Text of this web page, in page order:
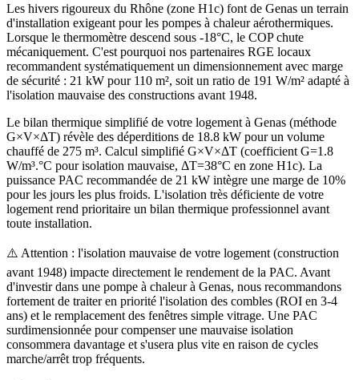
Les hivers rigoureux du Rhône (zone H1c) font de Genas un terrain
d'installation exigeant pour les pompes à chaleur aérothermiques.
Lorsque le thermomètre descend sous -18°C, le COP chute
mécaniquement. C'est pourquoi nos partenaires RGE locaux
recommandent systématiquement un dimensionnement avec marge
de sécurité : 21 kW pour 110 m², soit un ratio de 191 W/m² adapté à
l'isolation mauvaise des constructions avant 1948.
Le bilan thermique simplifié de votre logement à Genas (méthode
G×V×ΔT) révèle des déperditions de 18.8 kW pour un volume
chauffé de 275 m³. Calcul simplifié G×V×ΔT (coefficient G=1.8
W/m³.°C pour isolation mauvaise, ΔT=38°C en zone H1c). La
puissance PAC recommandée de 21 kW intègre une marge de 10%
pour les jours les plus froids. L'isolation très déficiente de votre
logement rend prioritaire un bilan thermique professionnel avant
toute installation.
⚠️ Attention : l'isolation mauvaise de votre logement (construction
avant 1948) impacte directement le rendement de la PAC. Avant
d'investir dans une pompe à chaleur à Genas, nous recommandons
fortement de traiter en priorité l'isolation des combles (ROI en 3-4
ans) et le remplacement des fenêtres simple vitrage. Une PAC
surdimensionnée pour compenser une mauvaise isolation
consommera davantage et s'usera plus vite en raison de cycles
marche/arrêt trop fréquents.